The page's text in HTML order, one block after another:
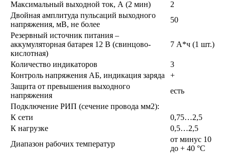
Максимальный выходной ток, А (2 мин)
2
Двойная амплитуда пульсаций выходного
напряжения, мВ, не более
50
Резервный источник питания –
аккумуляторная батарея 12 В (свинцово-
кислотная)
7 А*ч (1 шт.)
Количество индикаторов
3
Контроль напряжения АБ, индикация заряда
+
Защита от превышения выходного
напряжения
есть
Подключение РИП (сечение провода мм2):
К сети
0,75…2,5
К нагрузке
0,5…2,5
Диапазон рабочих температур
от минус 10
до + 40 °C